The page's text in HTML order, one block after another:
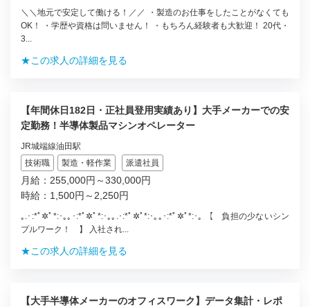
＼＼地元で安定して働ける！／／ ・製造のお仕事をしたことがなくても
OK！ ・学歴や資格は問いません！ ・もちろん経験者も大歓迎！ 20代・
3...
★この求人の詳細を見る
【年間休日182日・正社員登用実績あり】大手メーカーでの安
定勤務！半導体製品マシンオペレーター
JR城端線油田駅
技術職
製造・軽作業 派遣社員
月給：255,000円～330,000円
時給：1,500円～2,250円
｡.･:*ﾟ✲ﾟ*:･｡｡･:*ﾟ✲ﾟ*:･｡｡.･:*ﾟ✲ﾟ*:･｡｡･:*ﾟ✲ﾟ*:･｡ 【 負担の少ないシン
プルワーク！ 】 入社され...
★この求人の詳細を見る
【大手半導体メーカーのオフィスワーク】データ集計・レポ